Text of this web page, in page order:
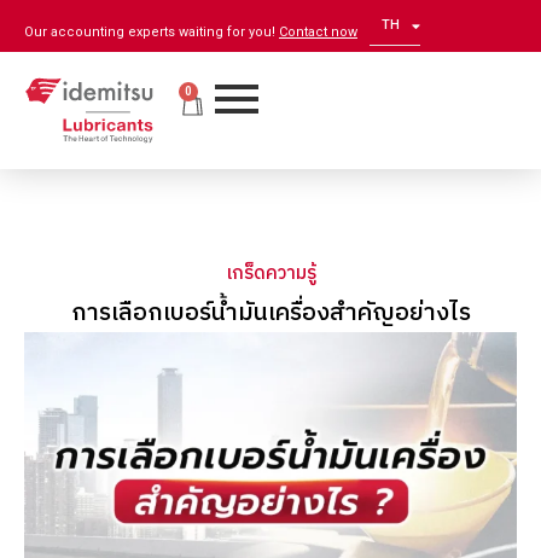
Our accounting experts waiting for you! Contact now TH
EN
0
เกร็ดความรู้
การเลือกเบอร์น้ำมันเครื่องสำคัญอย่างไร